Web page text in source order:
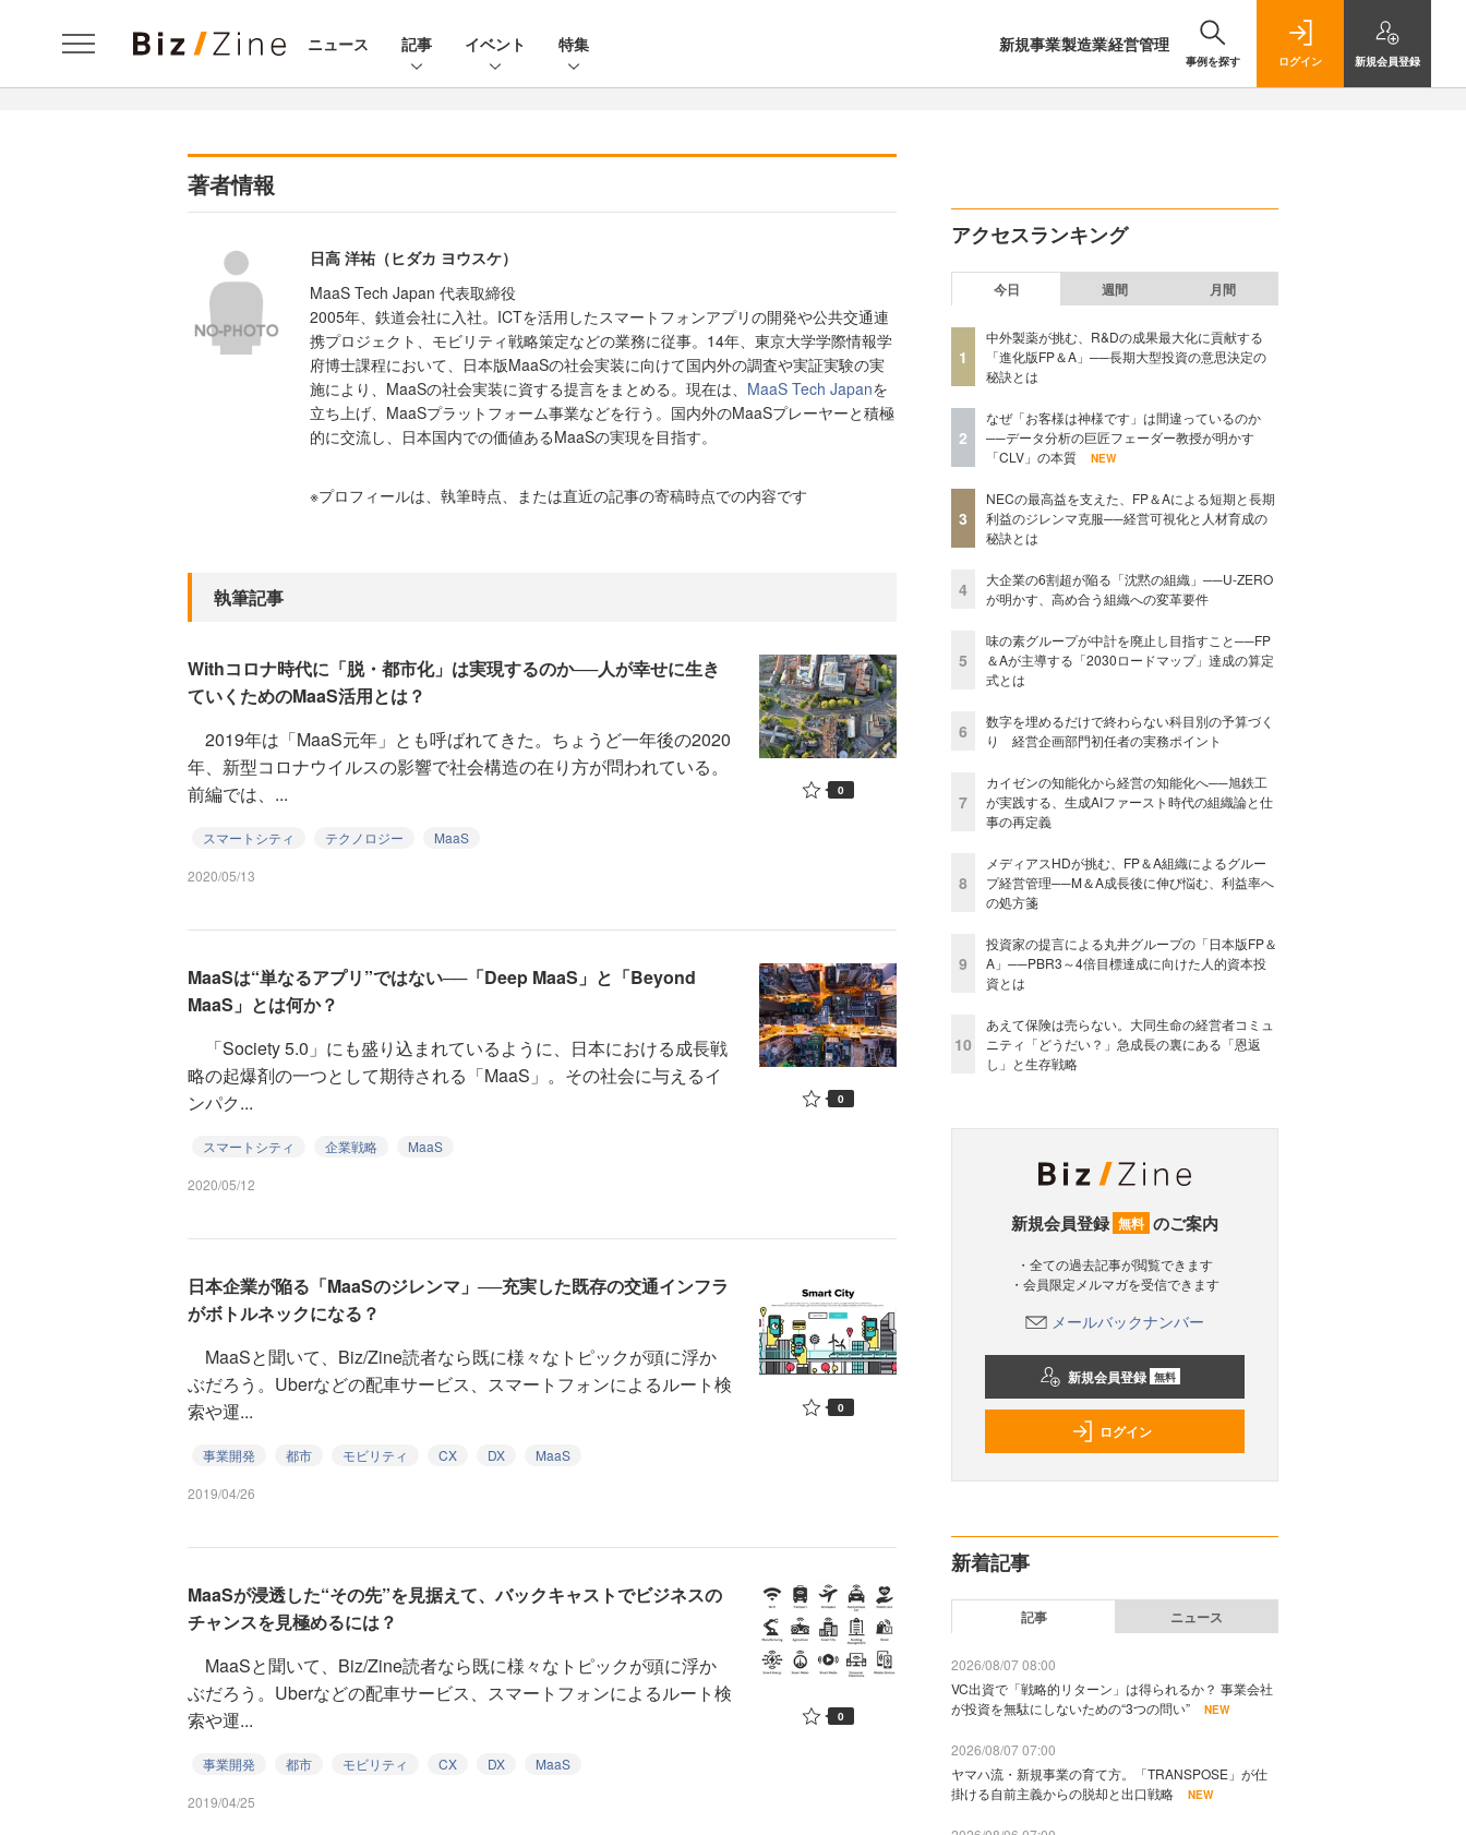
ニュース 記事 イベント 特集 新規事業製造業経営管理
事例を探す ログイン 新規会員登録
著者情報
日高 洋祐（ヒダカ ヨウスケ）
MaaS Tech Japan 代表取締役
2005年、鉄道会社に入社。ICTを活用したスマートフォンアプリの開発や公共交通連
携プロジェクト、モビリティ戦略策定などの業務に従事。14年、東京大学学際情報学
府博士課程において、日本版MaaSの社会実装に向けて国内外の調査や実証実験の実
施により、MaaSの社会実装に資する提言をまとめる。現在は、 MaaS Tech Japanを
立ち上げ、MaaSプラットフォーム事業などを行う。国内外のMaaSプレーヤーと積極
的に交流し、日本国内での価値あるMaaSの実現を目指す。
※プロフィールは、執筆時点、または直近の記事の寄稿時点での内容です
執筆記事
Withコロナ時代に「脱・都市化」は実現するのか──人が幸せに生き
ていくためのMaaS活用とは？
2019年は「MaaS元年」とも呼ばれてきた。ちょうど一年後の2020
年、新型コロナウイルスの影響で社会構造の在り方が問われている。
前編では、...
スマートシティ テクノロジー MaaS
2020/05/13
0
MaaSは“単なるアプリ”ではない──「Deep MaaS」と「Beyond
MaaS」とは何か？
「Society 5.0」にも盛り込まれているように、日本における成長戦
略の起爆剤の一つとして期待される「MaaS」。その社会に与えるイ
ンパク...
スマートシティ 企業戦略 MaaS
2020/05/12
0
日本企業が陥る「MaaSのジレンマ」──充実した既存の交通インフラ
がボトルネックになる？
MaaSと聞いて、Biz/Zine読者なら既に様々なトピックが頭に浮か
ぶだろう。Uberなどの配車サービス、スマートフォンによるルート検
索や運...
事業開発 都市 モビリティ CX DX MaaS
2019/04/26
0
MaaSが浸透した“その先”を見据えて、バックキャストでビジネスの
チャンスを見極めるには？
MaaSと聞いて、Biz/Zine読者なら既に様々なトピックが頭に浮か
ぶだろう。Uberなどの配車サービス、スマートフォンによるルート検
索や運...
事業開発 都市 モビリティ CX DX MaaS
2019/04/25
0
アクセスランキング
今日 週間 月間
1
中外製薬が挑む、R&Dの成果最大化に貢献する
「進化版FP＆A」──長期大型投資の意思決定の
秘訣とは
2
なぜ「お客様は神様です」は間違っているのか
──データ分析の巨匠フェーダー教授が明かす
「CLV」の本質
NEW
3
NECの最高益を支えた、FP＆Aによる短期と長期
利益のジレンマ克服──経営可視化と人材育成の
秘訣とは
4
大企業の6割超が陥る「沈黙の組織」──U-ZERO
が明かす、高め合う組織への変革要件
5
味の素グループが中計を廃止し目指すこと──FP
＆Aが主導する「2030ロードマップ」達成の算定
式とは
6
数字を埋めるだけで終わらない科目別の予算づく
り 経営企画部門初任者の実務ポイント
7
カイゼンの知能化から経営の知能化へ──旭鉄工
が実践する、生成AIファースト時代の組織論と仕
事の再定義
8
メディアスHDが挑む、FP＆A組織によるグルー
プ経営管理──M＆A成長後に伸び悩む、利益率へ
の処方箋
9
投資家の提言による丸井グループの「日本版FP＆
A」──PBR3～4倍目標達成に向けた人的資本投
資とは
10
あえて保険は売らない。大同生命の経営者コミュ
ニティ「どうだい？」急成長の裏にある「恩返
し」と生存戦略
新規会員登録 無料 のご案内
・全ての過去記事が閲覧できます
・会員限定メルマガを受信できます
メールバックナンバー
新規会員登録 無料
ログイン
新着記事
記事 ニュース
2026/08/07 08:00
VC出資で「戦略的リターン」は得られるか？ 事業会社
が投資を無駄にしないための“3つの問い”
NEW
2026/08/07 07:00
ヤマハ流・新規事業の育て方。「TRANSPOSE」が仕
掛ける自前主義からの脱却と出口戦略
NEW